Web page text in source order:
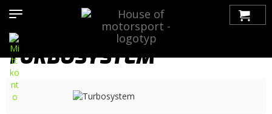
Bilmärken>Saab>900
900 OG (1979-1993)
> Turbosystem
TURBOSYSTEM